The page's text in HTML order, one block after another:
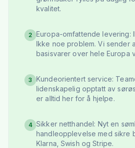
kvalitet.
2 Europa-omfattende levering:
Ikke noe problem. Vi sender
basisvarer over hele Europa
3 Kundeorientert service:
lidenskapelig opptatt av
er alltid her for å hjelpe.
4 Sikker netthandel: Nyt en
handleopplevelse med sikre
Klarna, Swish og Stripe.